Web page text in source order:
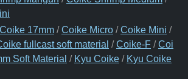
Coike 17mm /Coike Micro /Coike Mini /
fullcast soft material /Coike-F /Coi
Soft Material / Kyu Coike / Kyu Coike